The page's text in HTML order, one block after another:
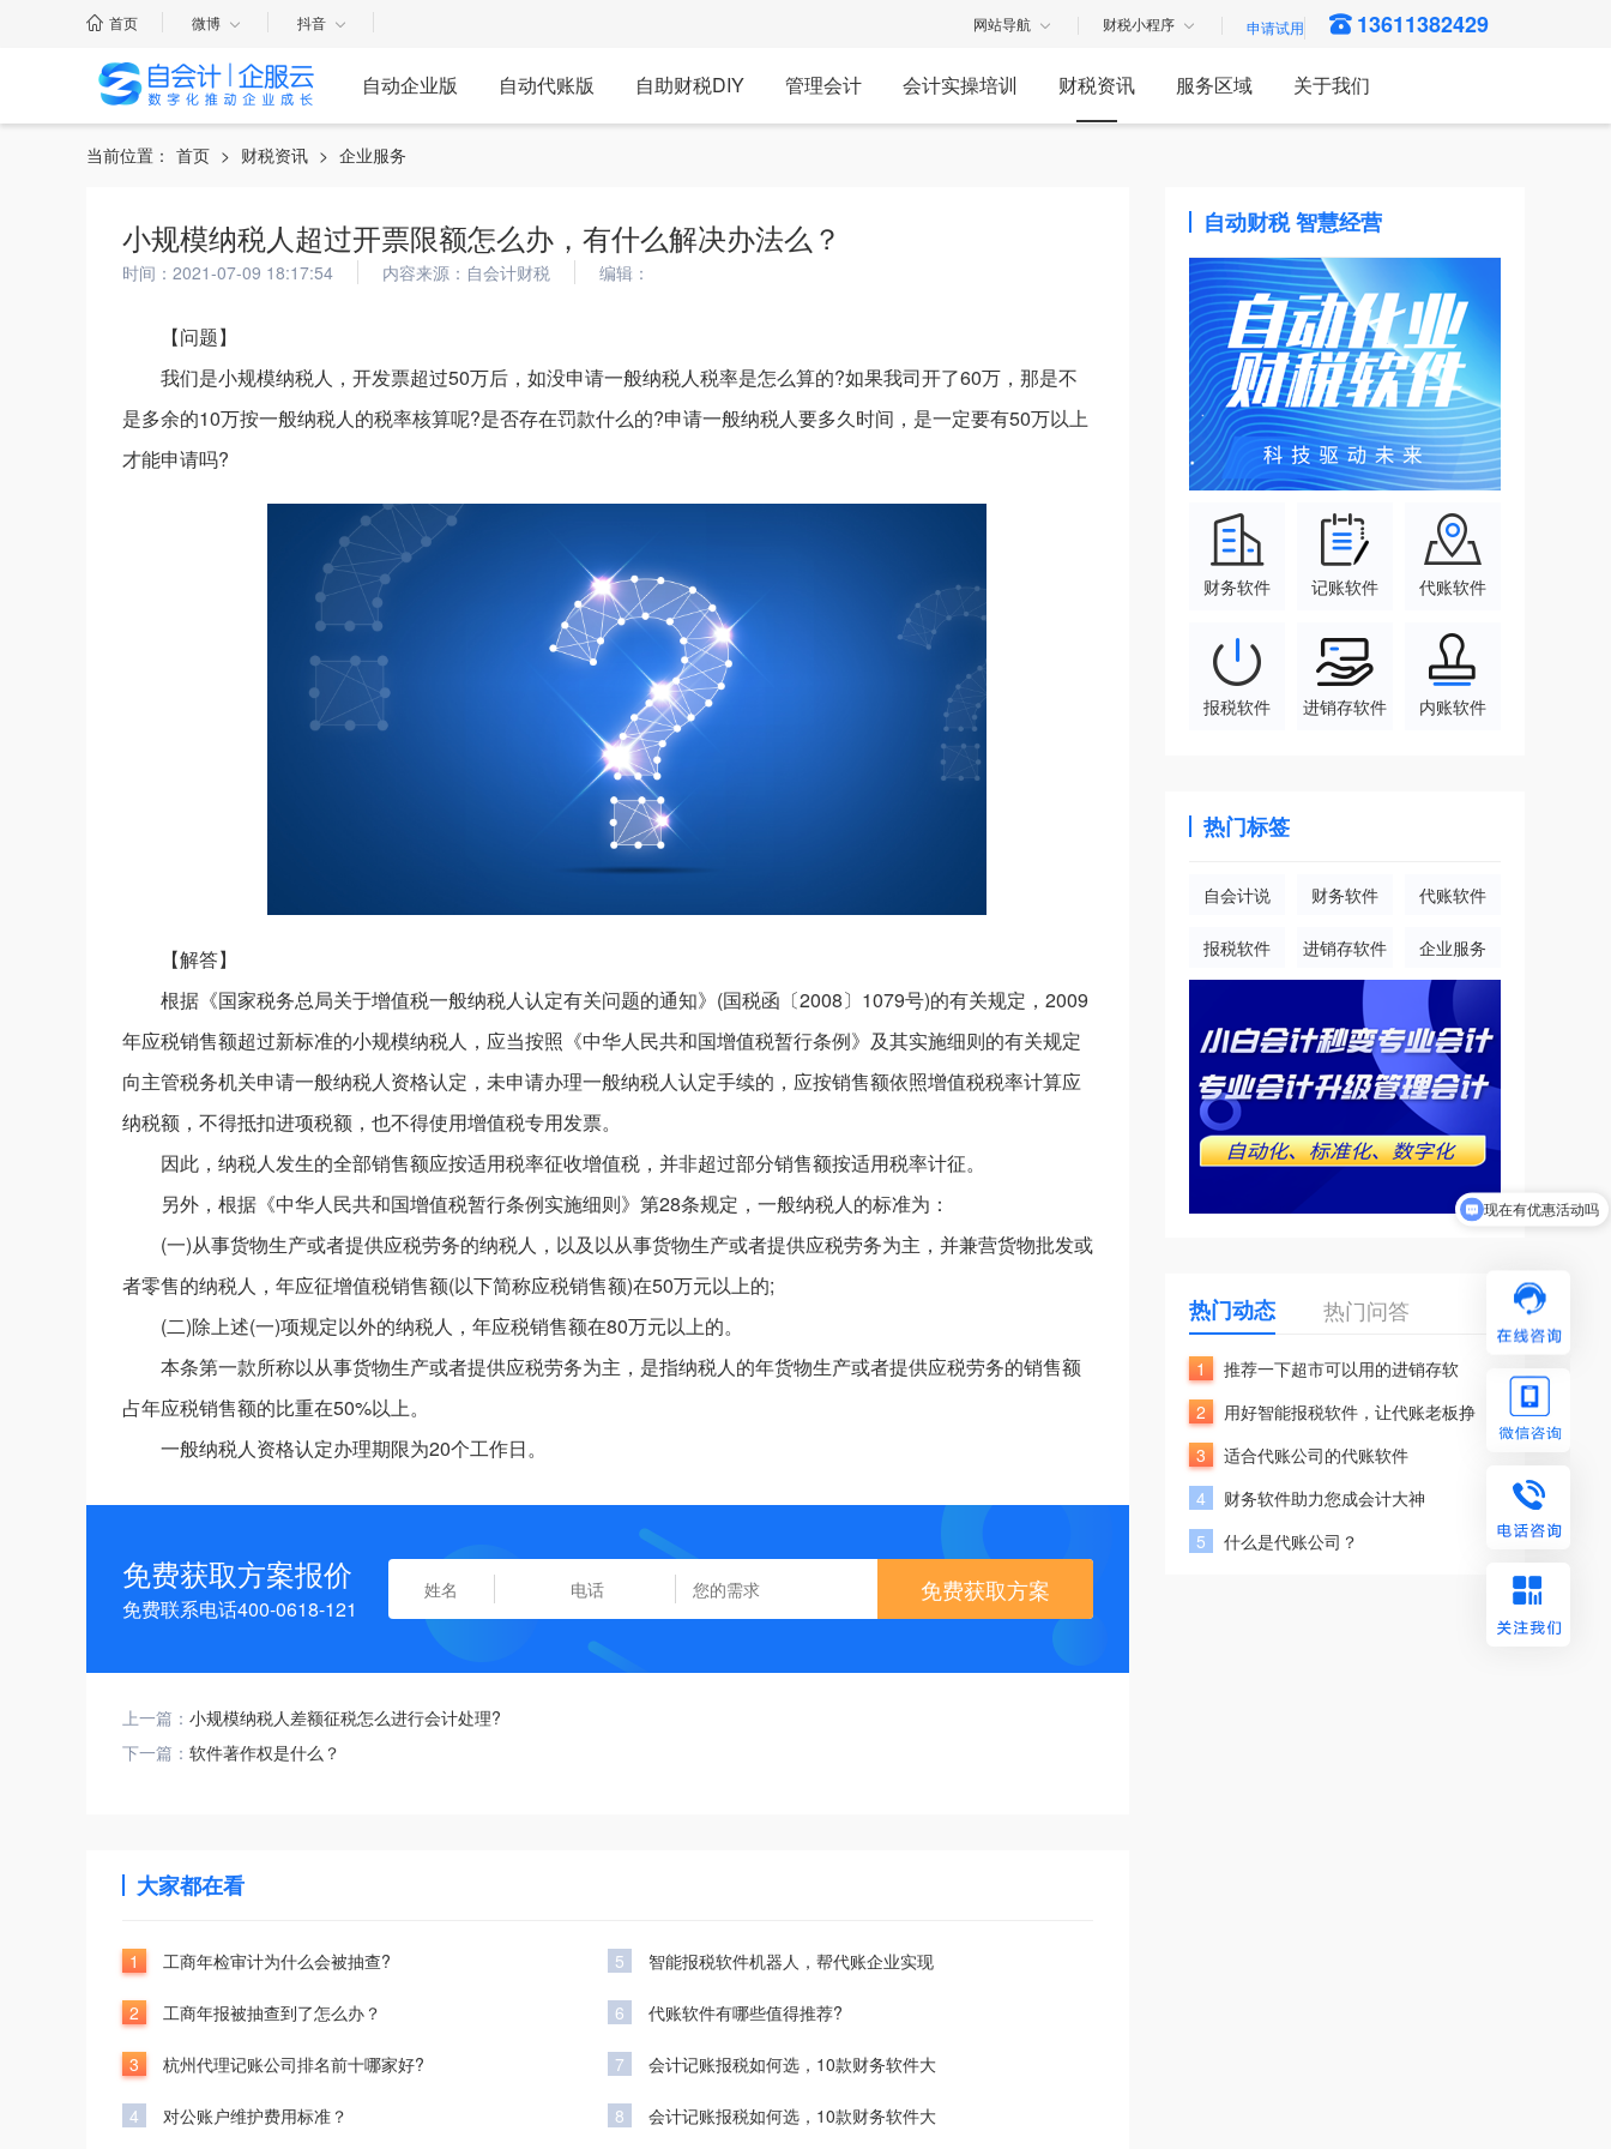
首页 微博 抖音 网站导航 财税小程序 13611382429
自动企业版 自动代账版 自助财税DIY 管理会计 会计实操培训 财税资讯 服务区域 关于我们
当前位置： 首页 > 财税资讯 > 企业服务
小规模纳税人超过开票限额怎么办，有什么解决办法么？
时间：2021-07-09 18:17:54 内容来源：自会计财税 编辑：
【问题】
我们是小规模纳税人，开发票超过50万后，如没申请一般纳税人税率是怎么算的?如果我司开了60万，那是不
是多余的10万按一般纳税人的税率核算呢?是否存在罚款什么的?申请一般纳税人要多久时间，是一定要有50万以上
才能申请吗?
【解答】
根据《国家税务总局关于增值税一般纳税人认定有关问题的通知》(国税函〔2008〕1079号)的有关规定，2009
年应税销售额超过新标准的小规模纳税人，应当按照《中华人民共和国增值税暂行条例》及其实施细则的有关规定
向主管税务机关申请一般纳税人资格认定，未申请办理一般纳税人认定手续的，应按销售额依照增值税税率计算应
纳税额，不得抵扣进项税额，也不得使用增值税专用发票。
因此，纳税人发生的全部销售额应按适用税率征收增值税，并非超过部分销售额按适用税率计征。
另外，根据《中华人民共和国增值税暂行条例实施细则》第28条规定，一般纳税人的标准为：
(一)从事货物生产或者提供应税劳务的纳税人，以及以从事货物生产或者提供应税劳务为主，并兼营货物批发或
者零售的纳税人，年应征增值税销售额(以下简称应税销售额)在50万元以上的;
(二)除上述(一)项规定以外的纳税人，年应税销售额在80万元以上的。
本条第一款所称以从事货物生产或者提供应税劳务为主，是指纳税人的年货物生产或者提供应税劳务的销售额
占年应税销售额的比重在50%以上。
一般纳税人资格认定办理期限为20个工作日。
免费获取方案报价
免费联系电话400-0618-121
免费获取方案
上一篇： 小规模纳税人差额征税怎么进行会计处理?
下一篇： 软件著作权是什么？
大家都在看
1 工商年检审计为什么会被抽查?
2 工商年报被抽查到了怎么办？
3 杭州代理记账公司排名前十哪家好?
4 对公账户维护费用标准？
5 智能报税软件机器人，帮代账企业实现
6 代账软件有哪些值得推荐?
7 会计记账报税如何选，10款财务软件大
8 会计记账报税如何选，10款财务软件大
自动财税 智慧经营
财务软件 记账软件 代账软件
报税软件 进销存软件 内账软件
热门标签
自会计说 财务软件 代账软件
报税软件 进销存软件 企业服务
热门动态 热门问答
1
推荐一下超市可以用的进销存软
2
用好智能报税软件，让代账老板挣
3
适合代账公司的代账软件
4
财务软件助力您成会计大神
5
什么是代账公司？
现在有优惠活动吗